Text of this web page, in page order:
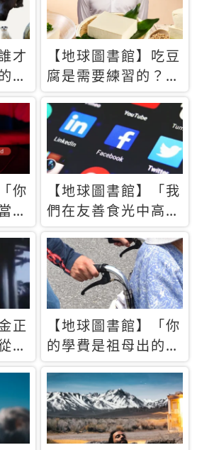
才
動
哪
【地球圖書館】吃豆
腐是需要練習的？當
西方人試圖用「煉
乳」配上那塊無味的
白色豆腐
你
情
為
人
【地球圖書館】「我
們在友善食光中高呼
民主自由，然後被刪
文」一本給Z世代的
末日寶懺《困在社群
平台》
正
南
，
的
【地球圖書館】「你
的學費是祖母出的」
當孝順變成情緒勒
索，日本孫女弒親案
背後的照護壓力